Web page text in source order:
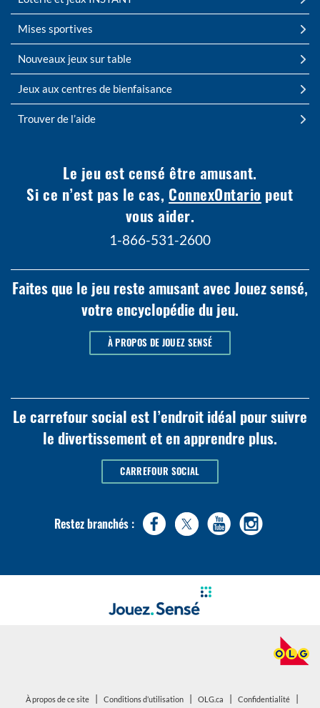
Mises sportives
Nouveaux jeux sur table
Jeux aux centres de bienfaisance
Trouver de l’aide
Le jeu est censé être amusant.
Si ce n’est pas le cas, ConnexOntario peut
vous aider.
1-866-531-2600
Faites que le jeu reste amusant avec Jouez sensé,
votre encyclopédie du jeu.
À PROPOS DE JOUEZ SENSÉ
Le carrefour social est l’endroit idéal pour suivre
le divertissement et en apprendre plus.
CARREFOUR SOCIAL
Restez branchés :
À propos de ce site Conditions d’utilisation OLG.caouvrirConfidentialitéouvrir